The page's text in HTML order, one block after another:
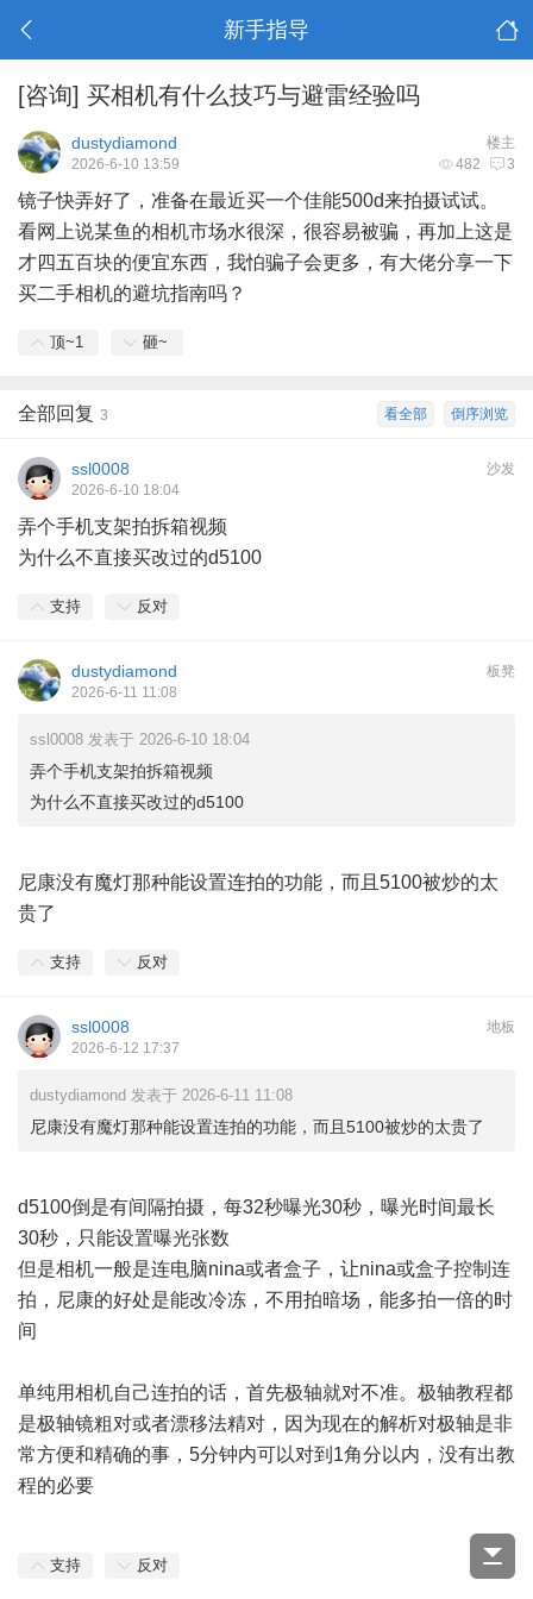
新手指导
[咨询] 买相机有什么技巧与避雷经验吗
楼主
dustydiamond
482 3
2026-6-10 13:59
镜子快弄好了，准备在最近买一个佳能500d来拍摄试试。
看网上说某鱼的相机市场水很深，很容易被骗，再加上这是
才四五百块的便宜东西，我怕骗子会更多，有大佬分享一下
买二手相机的避坑指南吗？
顶~1 砸~
倒序浏览
看全部
全部回复 3
沙发
ssl0008
2026-6-10 18:04
弄个手机支架拍拆箱视频
为什么不直接买改过的d5100
支持 反对
板凳
dustydiamond
2026-6-11 11:08
ssl0008 发表于 2026-6-10 18:04
弄个手机支架拍拆箱视频
为什么不直接买改过的d5100
尼康没有魔灯那种能设置连拍的功能，而且5100被炒的太
贵了
支持 反对
地板
ssl0008
2026-6-12 17:37
dustydiamond 发表于 2026-6-11 11:08
尼康没有魔灯那种能设置连拍的功能，而且5100被炒的太贵了
d5100倒是有间隔拍摄，每32秒曝光30秒，曝光时间最长
30秒，只能设置曝光张数
但是相机一般是连电脑nina或者盒子，让nina或盒子控制连
拍，尼康的好处是能改冷冻，不用拍暗场，能多拍一倍的时
间
单纯用相机自己连拍的话，首先极轴就对不准。极轴教程都
是极轴镜粗对或者漂移法精对，因为现在的解析对极轴是非
常方便和精确的事，5分钟内可以对到1角分以内，没有出教
程的必要
支持 反对